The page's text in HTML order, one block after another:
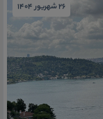
26 شهریور 1404